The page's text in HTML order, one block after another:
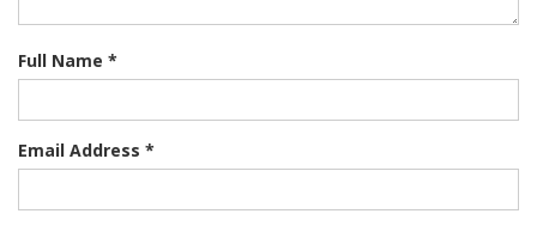
Full Name *
Email Address *